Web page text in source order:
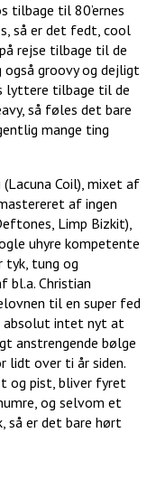
tilbage til 80’ernes
så er det fedt, cool
rejse tilbage til de
også groovy og dejligt
lyttere tilbage til de
så føles det bare
mange ting
Coil), mixet af
af ingen
Limp Bizkit),
uhyre kompetente
tyk, tung og
Christian
til en super fed
absolut intet nyt at
anstrengende bølge
lidt over ti år siden.
og pist, bliver fyret
og selvom et
så er det bare hørt